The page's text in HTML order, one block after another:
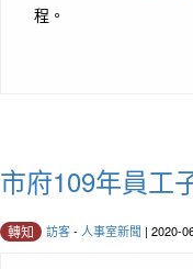
程。
市府109年員工
轉知 訪客- 人事室新聞 | 2020-